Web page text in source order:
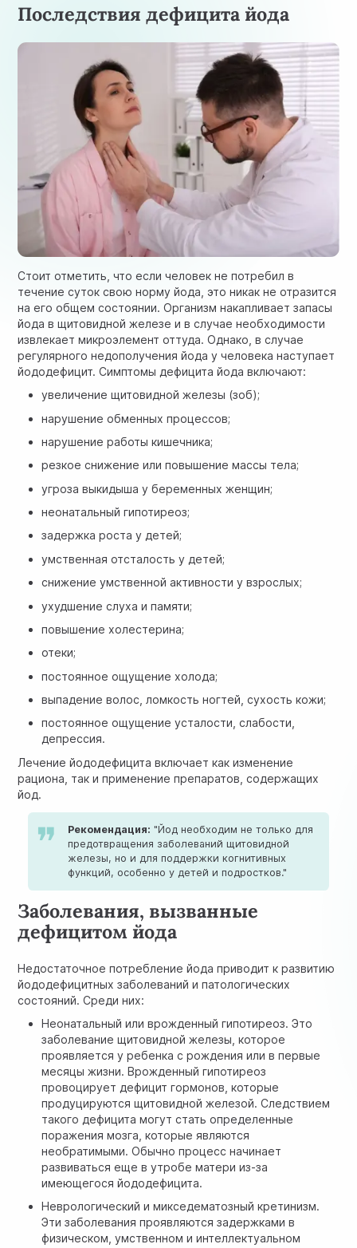
Последствия дефицита йода
Стоит отметить, что если человек не потребил в
течение суток свою норму йода, это никак не отразится
на его общем состоянии. Организм накапливает запасы
йода в щитовидной железе и в случае необходимости
извлекает микроэлемент оттуда. Однако, в случае
регулярного недополучения йода у человека наступает
йододефицит. Симптомы дефицита йода включают:
увеличение щитовидной железы (зоб);
нарушение обменных процессов;
нарушение работы кишечника;
резкое снижение или повышение массы тела;
угроза выкидыша у беременных женщин;
неонатальный гипотиреоз;
задержка роста у детей;
умственная отсталость у детей;
снижение умственной активности у взрослых;
ухудшение слуха и памяти;
повышение холестерина;
отеки;
постоянное ощущение холода;
выпадение волос, ломкость ногтей, сухость кожи;
постоянное ощущение усталости, слабости,
депрессия.
Лечение йододефицита включает как изменение
рациона, так и применение препаратов, содержащих
йод.
Рекомендация: "Йод необходим не только для
предотвращения заболеваний щитовидной
железы, но и для поддержки когнитивных
функций, особенно у детей и подростков."
Заболевания, вызванные
дефицитом йода
Недостаточное потребление йода приводит к развитию
йододефицитных заболеваний и патологических
состояний. Среди них:
Неонатальный или врожденный гипотиреоз. Это
заболевание щитовидной железы, которое
проявляется у ребенка с рождения или в первые
месяцы жизни. Врожденный гипотиреоз
провоцирует дефицит гормонов, которые
продуцируются щитовидной железой. Следствием
такого дефицита могут стать определенные
поражения мозга, которые являются
необратимыми. Обычно процесс начинает
развиваться еще в утробе матери из-за
имеющегося йододефицита.
Неврологический и микседематозный кретинизм.
Эти заболевания проявляются задержками в
физическом, умственном и интеллектуальном